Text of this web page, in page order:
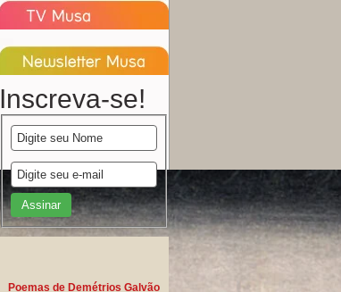
Inscreva-se!
Poemas de Demétrios Galvão